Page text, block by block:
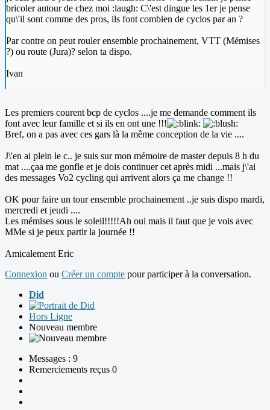
bricoler autour de chez moi :laugh: C\'est dingue les 1er je pense
qu\'il sont comme des pros, ils font combien de cyclos par an ?
Par contre on peut rouler ensemble prochainement, VTT (Mémises
?) ou route (Jura)? selon ta dispo.
Ivan
Les premiers courent bcp de cyclos ....je me demande comment ils
font avec leur famille et si ils en ont une !!!
Bref, on a pas avec ces gars là la même conception de la vie ....
J\'en ai plein le c.. je suis sur mon mémoire de master depuis 8 h du
mat ....çaa me gonfle et je dois continuer cet après midi ...mais j\'ai
des messages Vo2 cycling qui arrivent alors ça me change !!
OK pour faire un tour ensemble prochainement ..je suis dispo mardi,
mercredi et jeudi ....
Les mémises sous le soleil!!!!!Ah oui mais il faut que je vois avec
MMe si je peux partir la journée !!
Amicalement Eric
Connexion ou Créer un compte pour participer à la conversation.
Did
Hors Ligne
Nouveau membre
Messages : 9
Remerciements reçus 0